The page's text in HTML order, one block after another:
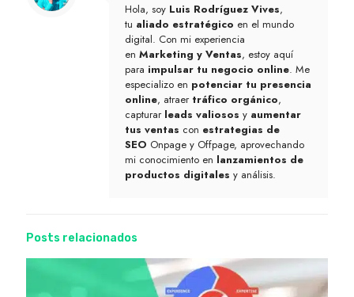
Hola, soy Luis Rodríguez Vives,
tu aliado estratégico en el mundo
digital. Con mi experiencia
en Marketing y Ventas, estoy aquí
para impulsar tu negocio online. Me
especializo en potenciar tu presencia
online, atraer tráfico orgánico,
capturar leads valiosos y aumentar
tus ventas con estrategias de
SEO Onpage y Offpage, aprovechando
mi conocimiento en lanzamientos de
productos digitales y análisis.
Posts relacionados